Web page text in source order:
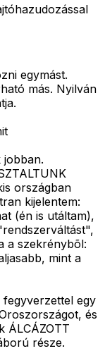
egymást.
más. Nyilván
jobban.
országban
kijelentem:
(én is utáltam),
a szekrénybõl:
mint a
fegyverzettel egy
és
ÁLCÁZOTT
része.